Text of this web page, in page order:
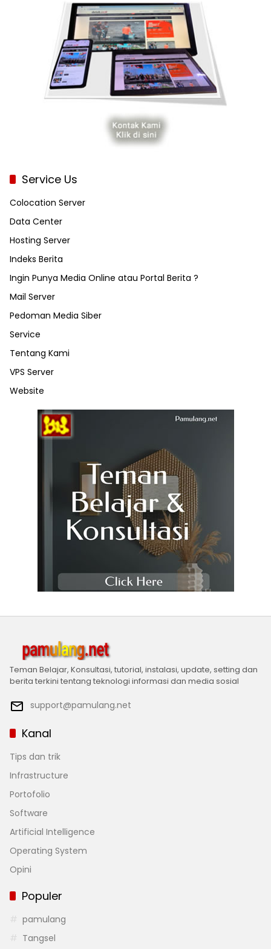
Service Us
Colocation Server
Data Center
Hosting Server
Indeks Berita
Ingin Punya Media Online atau Portal Berita ?
Mail Server
Pedoman Media Siber
Service
Tentang Kami
VPS Server
Website
Teman Belajar, Konsultasi, tutorial, instalasi, update, setting dan
berita terkini tentang teknologi informasi dan media sosial
support@pamulang.net
Kanal
Tips dan trik
Infrastructure
Portofolio
Software
Artificial Intelligence
Operating System
Opini
Populer
pamulang
Tangsel